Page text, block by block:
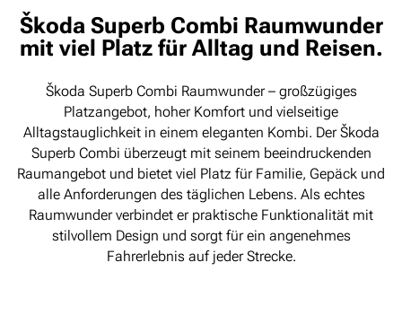
Škoda Superb Combi Raumwunder
mit viel Platz für Alltag und Reisen.
Škoda Superb Combi Raumwunder – großzügiges
Platzangebot, hoher Komfort und vielseitige
Alltagstauglichkeit in einem eleganten Kombi. Der Škoda
Superb Combi überzeugt mit seinem beeindruckenden
Raumangebot und bietet viel Platz für Familie, Gepäck und
alle Anforderungen des täglichen Lebens. Als echtes
Raumwunder verbindet er praktische Funktionalität mit
stilvollem Design und sorgt für ein angenehmes
Fahrerlebnis auf jeder Strecke.